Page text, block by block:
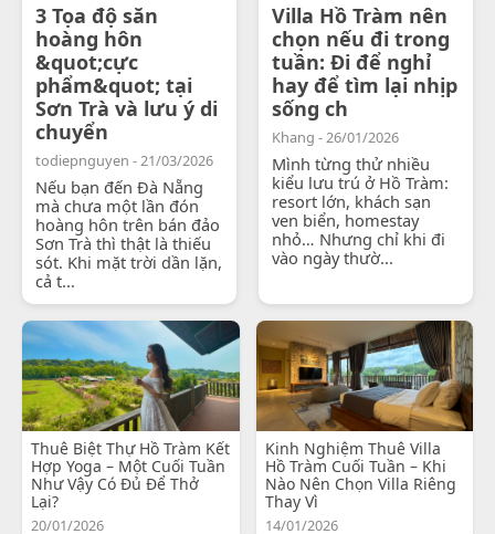
3 Tọa độ săn
hoàng hôn
&quot;cực
phẩm&quot; tại
Sơn Trà và lưu ý di
chuyển
todiepnguyen - 21/03/2026
Nếu bạn đến Đà Nẵng
mà chưa một lần đón
hoàng hôn trên bán đảo
Sơn Trà thì thật là thiếu
sót. Khi mặt trời dần lặn,
cả t...
Villa Hồ Tràm nên
chọn nếu đi trong
tuần: Đi để nghỉ
hay để tìm lại nhịp
sống ch
Khang - 26/01/2026
Mình từng thử nhiều
kiểu lưu trú ở Hồ Tràm:
resort lớn, khách sạn
ven biển, homestay
nhỏ… Nhưng chỉ khi đi
vào ngày thườ...
Thuê Biệt Thự Hồ Tràm Kết
Hợp Yoga – Một Cuối Tuần
Như Vậy Có Đủ Để Thở
Lại?
20/01/2026
Kinh Nghiệm Thuê Villa
Hồ Tràm Cuối Tuần – Khi
Nào Nên Chọn Villa Riêng
Thay Vì
14/01/2026